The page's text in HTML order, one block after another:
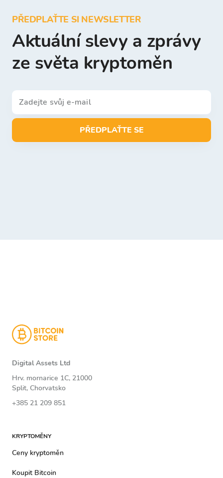
PŘEDPLAŤTE SI NEWSLETTER
Aktuální slevy a zprávy
ze světa kryptoměn
PŘEDPLAŤTE SE
Digital Assets Ltd
Hrv. mornarice 1C, 21000
Split, Chorvatsko
+385 21 209 851
KRYPTOMĚNY
Ceny kryptoměn
Koupit Bitcoin